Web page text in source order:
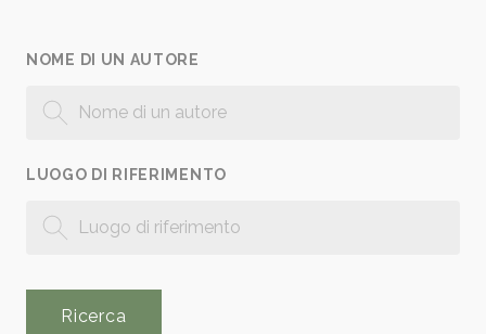
NOME DI UN AUTORE
LUOGO DI RIFERIMENTO
Ricerca